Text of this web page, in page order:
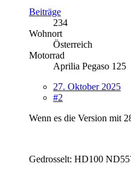
Beiträge
234
Wohnort
Österreich
Motorrad
Aprilia Pegaso 125
27. Oktober 2025
#2
Wenn es die Version mit
Gedrosselt: HD100